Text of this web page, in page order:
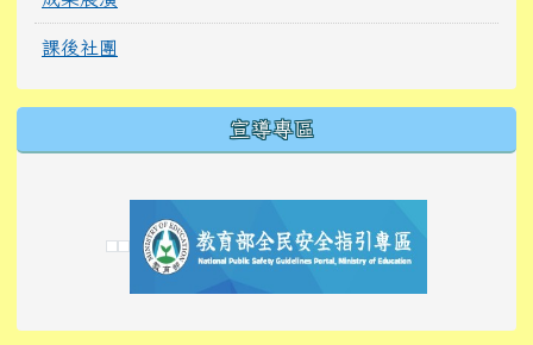
課後社團
宣導專區
link to https://
link to https://10000.gov.tw/
link to https://
link to https://10000.gov.tw/
link to https://
link to https://
link to https://i.win.org.tw/
link to https://
link to https://
link to https://
link to https://